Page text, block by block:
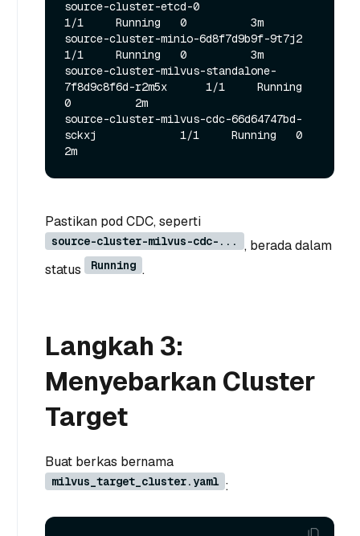
source-cluster-etcd-0
1/1     Running   0          3m
source-cluster-minio-6d8f7d9b9f-9t7j2
1/1     Running   0          3m
source-cluster-milvus-standalone-
7f8d9c8f6d-r2m5x      1/1     Running
0          2m
source-cluster-milvus-cdc-66d64747bd-
sckxj             1/1     Running   0
Pastikan pod CDC, seperti
source-cluster-milvus-cdc-...
, berada dalam
status
Running .
Langkah 3:
Menyebarkan Cluster
Target
Buat berkas bernama
milvus_target_cluster.yaml :